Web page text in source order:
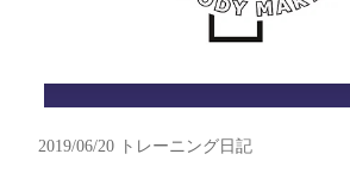
2019/06/20 トレーニング日記